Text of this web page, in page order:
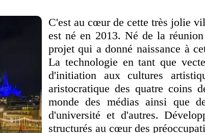
C'est au cœur de cette très jolie
est né en 2013. Né de la
projet qui a donné naissance à
La technologie en tant que
d'initiation aux cultures
aristocratique des quatre coins
monde des médias ainsi que
d'université et d'autres.
structurés au cœur des